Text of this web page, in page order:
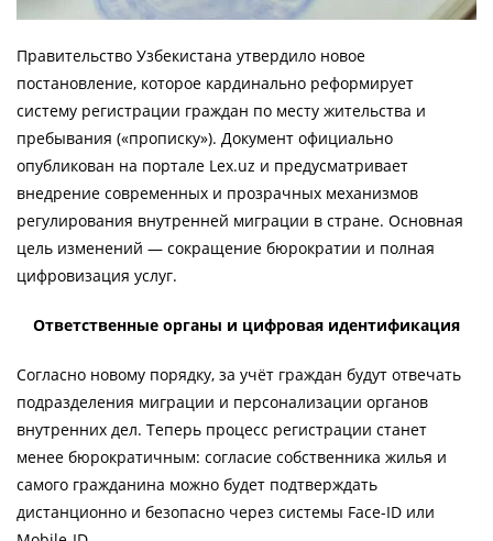
Правительство Узбекистана утвердило новое
постановление, которое кардинально реформирует
систему регистрации граждан по месту жительства и
пребывания («прописку»). Документ официально
опубликован на портале Lex.uz и предусматривает
внедрение современных и прозрачных механизмов
регулирования внутренней миграции в стране. Основная
цель изменений — сокращение бюрократии и полная
цифровизация услуг.
Ответственные органы и цифровая идентификация
Согласно новому порядку, за учёт граждан будут отвечать
подразделения миграции и персонализации органов
внутренних дел. Теперь процесс регистрации станет
менее бюрократичным: согласие собственника жилья и
самого гражданина можно будет подтверждать
дистанционно и безопасно через системы Face-ID или